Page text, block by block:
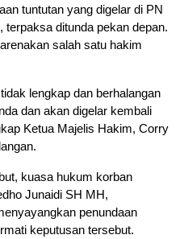
tuntutan yang digelar di PN
terpaksa ditunda pekan depan.
salah satu hakim
lengkap dan berhalangan
dan akan digelar kembali
Ketua Majelis Hakim, Corry
kuasa hukum korban
Junaidi SH MH,
penundaan
keputusan tersebut.